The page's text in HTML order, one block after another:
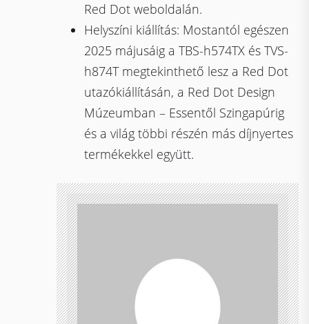
Red Dot weboldalán.
Helyszíni kiállítás: Mostantól egészen
2025 májusáig a TBS-h574TX és TVS-
h874T megtekinthető lesz a Red Dot
utazókiállításán, a Red Dot Design
Múzeumban – Essentől Szingapúrig
és a világ többi részén más díjnyertes
termékekkel együtt.